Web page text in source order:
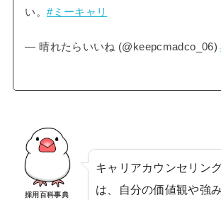
い。#ミーキャリ
— 晴れたらいいね (@keepcmadco_06)
採用百科事典
キャリアカウンセリン
は、自分の価値観や強